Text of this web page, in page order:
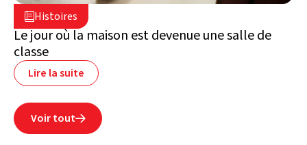
 Histoires
2 juillet 2026
Liban
Le jour où la maison est devenue une salle de
classe
Lire la suite
Voir tout